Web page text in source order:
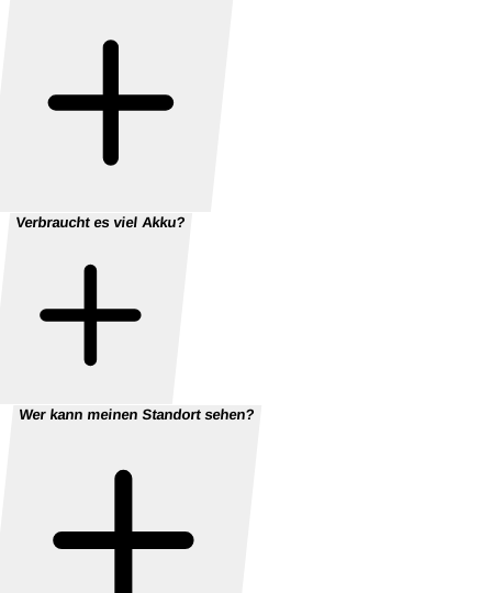
Verbraucht es viel Akku?
Wer kann meinen Standort sehen?